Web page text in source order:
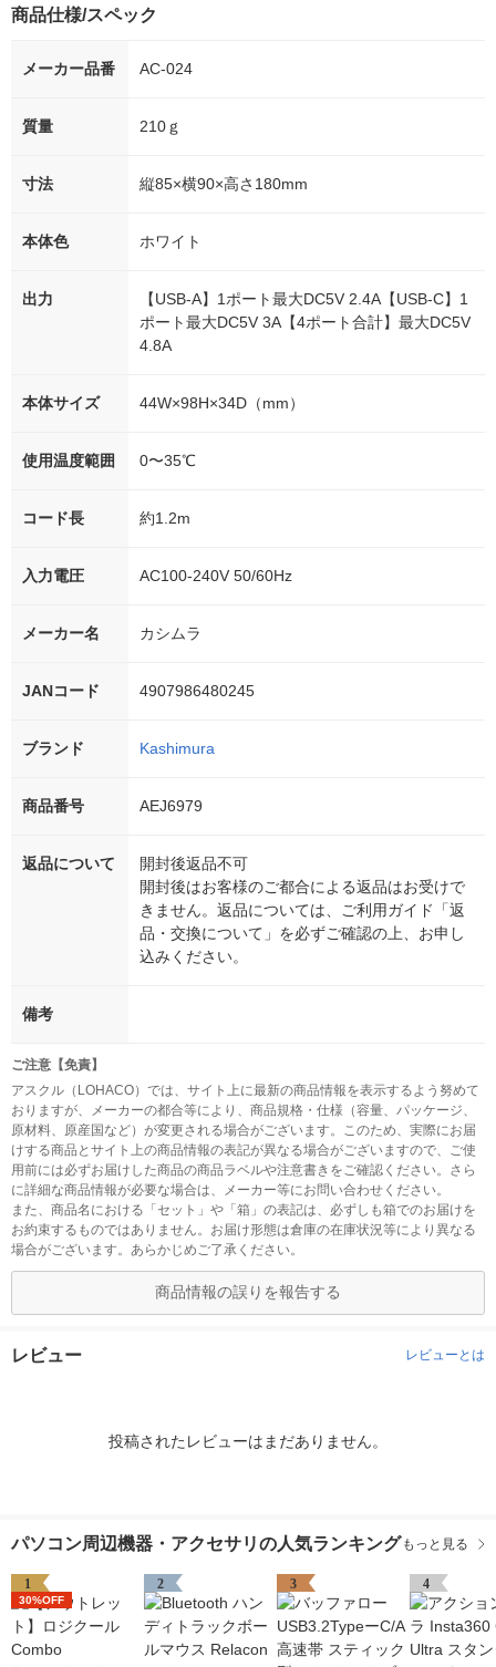
商品仕様/スペック
メーカー品番 AC-024
質量 210ｇ
寸法 縦85×横90×高さ180mm
本体色 ホワイト
出力
【USB-A】1ポート最大DC5V 2.4A【USB-C】1
ポート最大DC5V 3A【4ポート合計】最大DC5V
4.8A
本体サイズ 44W×98H×34D（mm）
使用温度範囲 0〜35℃
コード長 約1.2m
入力電圧 AC100-240V 50/60Hz
メーカー名 カシムラ
JANコード 4907986480245
ブランド Kashimura
商品番号 AEJ6979
返品について
開封後返品不可
開封後はお客様のご都合による返品はお受けで
きません。返品については、ご利用ガイド「返
品・交換について」を必ずご確認の上、お申し
込みください。
備考
ご注意【免責】
アスクル（LOHACO）では、サイト上に最新の商品情報を表示するよう努めて
おりますが、メーカーの都合等により、商品規格・仕様（容量、パッケージ、
原材料、原産国など）が変更される場合がございます。このため、実際にお届
けする商品とサイト上の商品情報の表記が異なる場合がございますので、ご使
用前には必ずお届けした商品の商品ラベルや注意書きをご確認ください。さら
に詳細な商品情報が必要な場合は、メーカー等にお問い合わせください。
また、商品名における「セット」や「箱」の表記は、必ずしも箱でのお届けを
お約束するものではありません。お届け形態は倉庫の在庫状況等により異なる
場合がございます。あらかじめご了承ください。
商品情報の誤りを報告する
レビュー レビューとは
投稿されたレビューはまだありません。
パソコン周辺機器・アクセサリの人気ランキング もっと見る
1
30%OFF
2 3 4